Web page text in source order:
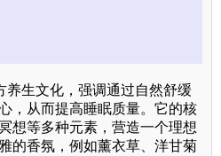
养生文化，强调通过自然舒缓
，从而提高睡眠质量。它的核
想等多种元素，营造一个理想
的香氛，例如薰衣草、洋甘菊